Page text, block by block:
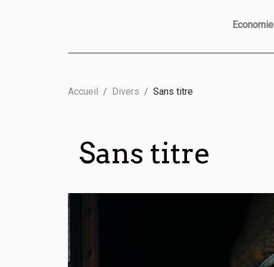
Economie
Accueil Divers Sans titre
Sans titre